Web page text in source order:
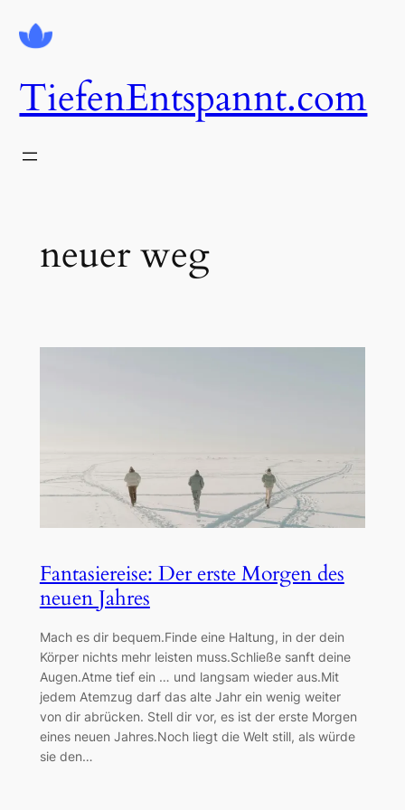
Zum
Inhalt
TiefenEntspannt.com
neuer weg
Fantasiereise: Der erste Morgen des
neuen Jahres
Mach es dir bequem.Finde eine Haltung, in der dein
Körper nichts mehr leisten muss.Schließe sanft deine
Augen.Atme tief ein … und langsam wieder aus.Mit
jedem Atemzug darf das alte Jahr ein wenig weiter
von dir abrücken. Stell dir vor, es ist der erste Morgen
eines neuen Jahres.Noch liegt die Welt still, als würde
sie den…